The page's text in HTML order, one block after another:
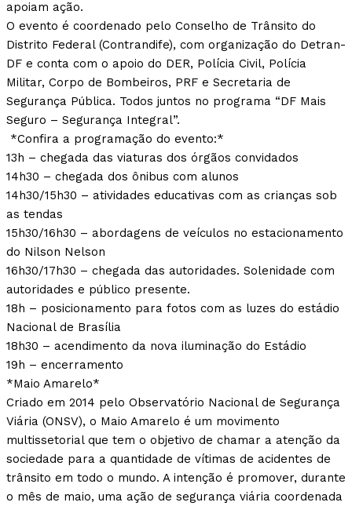
apoiam ação.
O evento é coordenado pelo Conselho de Trânsito do
Distrito Federal (Contrandife), com organização do Detran-
DF e conta com o apoio do DER, Polícia Civil, Polícia
Militar, Corpo de Bombeiros, PRF e Secretaria de
Segurança Pública. Todos juntos no programa “DF Mais
Seguro – Segurança Integral”.
*Confira a programação do evento:*
13h – chegada das viaturas dos órgãos convidados
14h30 – chegada dos ônibus com alunos
14h30/15h30 – atividades educativas com as crianças sob
as tendas
15h30/16h30 – abordagens de veículos no estacionamento
do Nilson Nelson
16h30/17h30 – chegada das autoridades. Solenidade com
autoridades e público presente.
18h – posicionamento para fotos com as luzes do estádio
Nacional de Brasília
18h30 – acendimento da nova iluminação do Estádio
19h – encerramento
*Maio Amarelo*
Criado em 2014 pelo Observatório Nacional de Segurança
Viária (ONSV), o Maio Amarelo é um movimento
multissetorial que tem o objetivo de chamar a atenção da
sociedade para a quantidade de vítimas de acidentes de
trânsito em todo o mundo. A intenção é promover, durante
o mês de maio, uma ação de segurança viária coordenada